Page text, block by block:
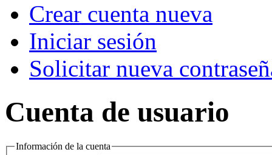
Crear cuenta nueva
Iniciar sesión
Solicitar nueva
Cuenta de usuario
Información de la cuenta